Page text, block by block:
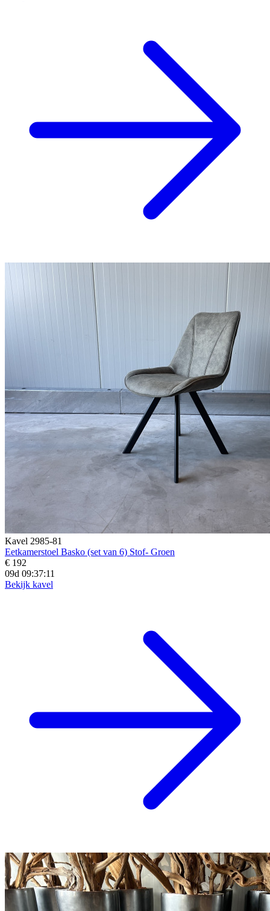
Kavel 2985-81
Eetkamerstoel Basko (set van 6) Stof- Groen
€ 192
09d 09:37:10
Bekijk kavel